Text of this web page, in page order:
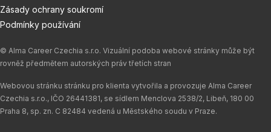
Zásady ochrany soukromí
Podmínky používání
© Alma Career Czechia s.r.o. Vizuální podoba webové stránky může být
rovněž předmětem autorských práv třetích stran
Webovou stránku stránku pro klienta vytvořila a provozuje Alma Career
Czechia s.r.o., IČO 26441381, se sídlem Menclova 2538/2, Libeň, 180 00
Praha 8, sp. zn. C 82484 vedená u Městského soudu v Praze.